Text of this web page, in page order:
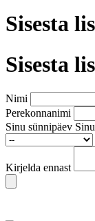
Sisesta
Sisesta
Nimi
Perekonnanimi
Sinu sünnipäev
Kirjelda ennast